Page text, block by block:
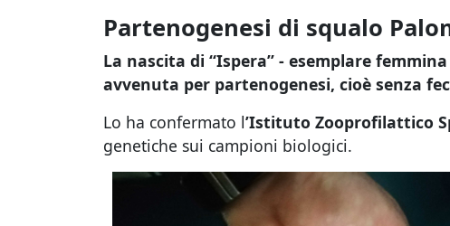
Partenogenesi di squalo
La nascita di “Ispera” - esemplare
avvenuta per partenogenesi, cioè senza
Lo ha confermato l’Istituto Zooprofilattico
genetiche sui campioni biologici.